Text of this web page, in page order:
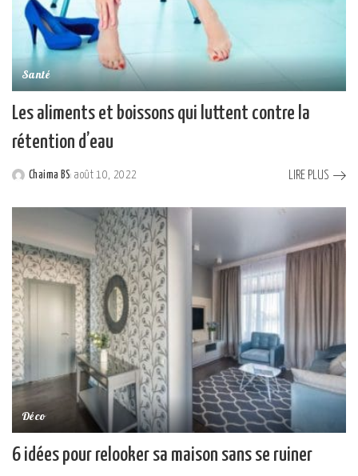
Santé
Les aliments et boissons qui luttent contre la
rétention d’eau
Chaima BS août 10, 2022 LIRE PLUS
Déco
6 idées pour relooker sa maison sans se ruiner